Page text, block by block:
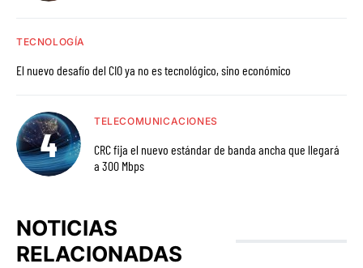
TECNOLOGÍA
El nuevo desafío del CIO ya no es tecnológico, sino económico
TELECOMUNICACIONES
CRC fija el nuevo estándar de banda ancha que llegará
a 300 Mbps
NOTICIAS
RELACIONADAS